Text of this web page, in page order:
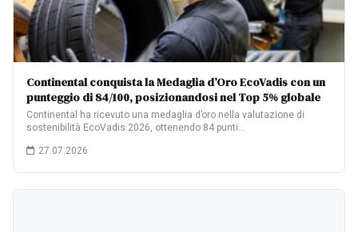
Continental conquista la Medaglia d’Oro EcoVadis con un
punteggio di 84/100, posizionandosi nel Top 5% globale
Continental ha ricevuto una medaglia d’oro nella valutazione di
sostenibilità EcoVadis 2026, ottenendo 84 punti…
27.07.2026